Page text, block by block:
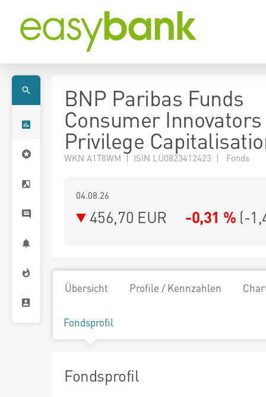
BNP Paribas Funds
Consumer Innovators
Privilege
WKN A1T8WM | ISIN LU0823412423 | Fonds
04.08.26
456,70 EUR -0,31 % (-
Übersicht Profile / Kennzahlen
Fondsprofil
Fondsprofil